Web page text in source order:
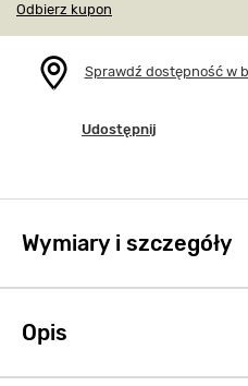
Odbierz kupon
Sprawdź dostępność w
Udostępnij
Wymiary i szczegóły
Opis